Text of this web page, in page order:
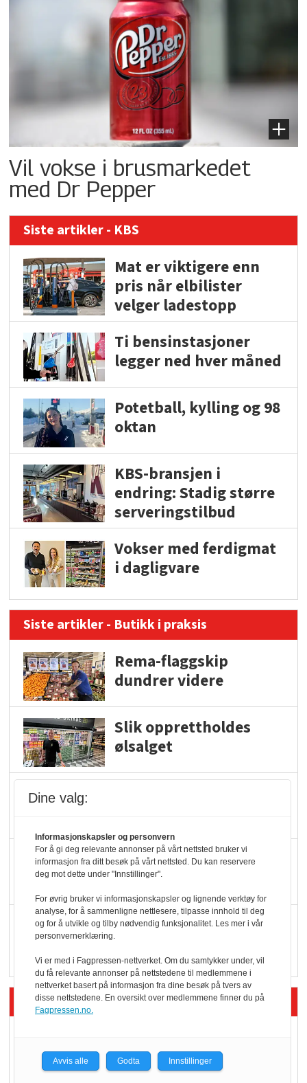
Vil vokse i brusmarkedet
med Dr Pepper
Siste artikler - KBS
Mat er viktigere enn
pris når elbilister
velger ladestopp
Ti bensinstasjoner
legger ned hver måned
Potetball, kylling og 98
oktan
KBS-bransjen i
endring: Stadig større
serveringstilbud
Vokser med ferdigmat
i dagligvare
Siste artikler - Butikk i praksis
Rema-flaggskip
dundrer videre
Slik opprettholdes
ølsalget
KI lager mat i butikken
Q passerte 1 milliard i
Rema i 2025
Siste artikler - Økologisk
yoghurt: Trues av
melkemangel
Dine valg:
Informasjonskapsler og personvern
For å gi deg relevante annonser på vårt nettsted bruker vi
informasjon fra ditt besøk på vårt nettsted. Du kan reservere
deg mot dette under "Innstillinger".
For øvrig bruker vi informasjonskapsler og lignende verktøy for
analyse, for å sammenligne nettlesere, tilpasse innhold til deg
og for å utvikle og tilby nødvendig funksjonalitet. Les mer i vår
personvernerklæring.
Vi er med i Fagpressen-nettverket. Om du samtykker under, vil
du få relevante annonser på nettstedene til medlemmene i
nettverket basert på informasjon fra dine besøk på tvers av
disse nettstedene. En oversikt over medlemmene finner du på
Fagpressen.no.
Avvis alle Godta Innstillinger